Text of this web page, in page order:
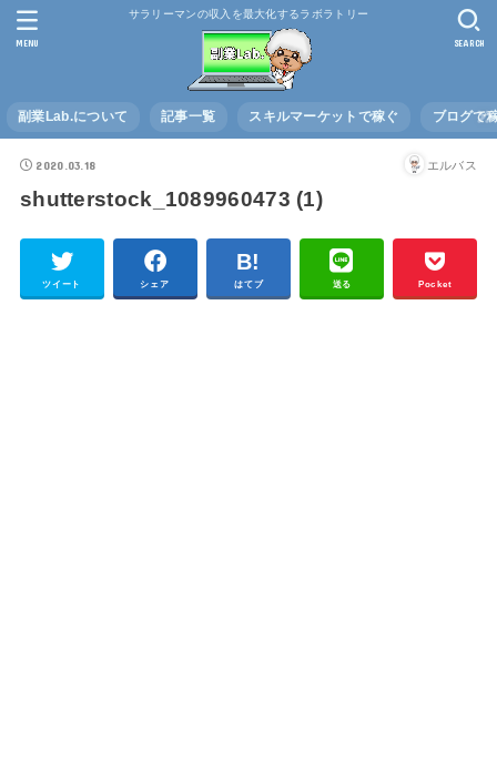
サラリーマンの収入を最大化するラボラトリー
副業Lab.について 記事一覧 スキルマーケットで稼ぐ ブログで
SEARCH
MENU
2020.03.18 エルバス
shutterstock_1089960473 (1)
ツイート シェア はてブ 送る Pocket